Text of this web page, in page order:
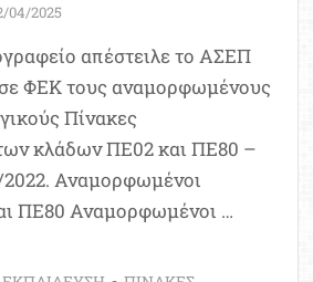
04/2025
απέστειλε το ΑΣΕΠ
ΦΕΚ τους αναμορφωμένους
Πίνακες
κλάδων ΠΕ02 και ΠΕ80 –
Αναμορφωμένοι
ΠΕ80 Αναμορφωμένοι …